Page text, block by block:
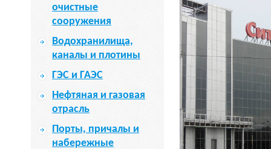
очистные
сооружения
Водохранилища,
каналы и плотины
ГЭС и ГАЭС
Нефтяная и газовая
отрасль
Порты, причалы и
набережные